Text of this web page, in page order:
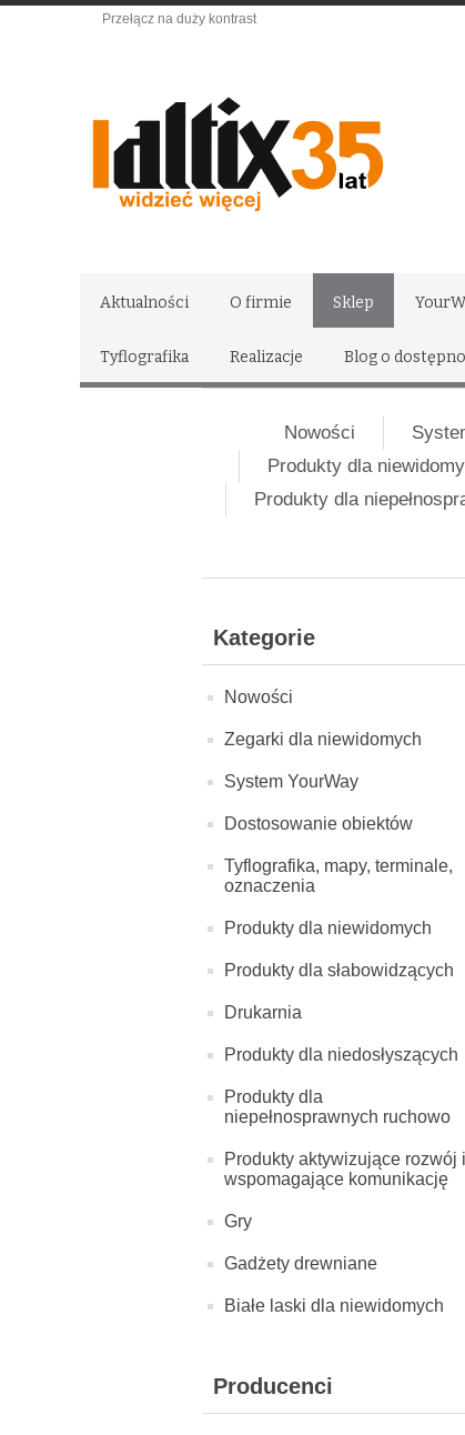
Przełącz na duży kontrast
Aktualności O firmie Sklep
Tyflografika Realizacje Blog o
Nowości
Produkty dla
Produkty dla
Kategorie
Nowości
Zegarki dla niewidomych
System YourWay
Dostosowanie obiektów
Tyflografika, mapy, terminale,
oznaczenia
Produkty dla niewidomych
Produkty dla słabowidzących
Drukarnia
Produkty dla niedosłyszących
Produkty dla
niepełnosprawnych ruchowo
Produkty aktywizujące rozwój i
wspomagające komunikację
Gry
Gadżety drewniane
Białe laski dla niewidomych
Producenci